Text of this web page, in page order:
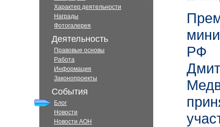
Характер деятельности
Награды
Фотогалерея
Деятельность
Правовые основы
Работа
Информация
Законопроекты
События
Блог
Новости
Новости АОН
РФ